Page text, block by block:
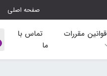
صفحه اصلی
قوانین مقررات
تماس با
ما